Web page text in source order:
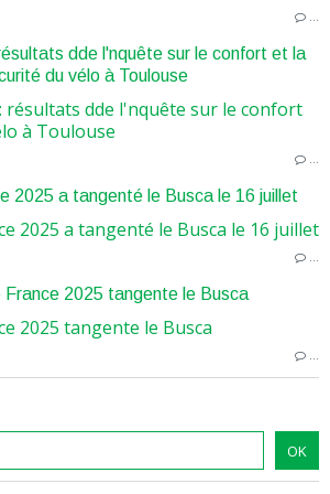
…
dde l'nquête sur le confort et la
du vélo à Toulouse
…
2025 a tangenté le Busca le 16 juillet
…
France 2025 tangente le Busca
…